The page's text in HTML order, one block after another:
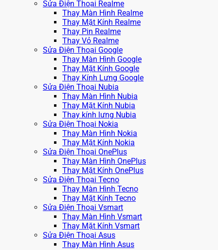
Sửa Điện Thoại Realme
Thay Màn Hình Realme
Thay Mặt Kính Realme
Thay Pin Realme
Thay Vỏ Realme
Sửa Điện Thoại Google
Thay Màn Hình Google
Thay Mặt Kính Google
Thay Kính Lưng Google
Sửa Điện Thoại Nubia
Thay Màn Hình Nubia
Thay Mặt Kính Nubia
Thay kính lưng Nubia
Sửa Điện Thoại Nokia
Thay Màn Hình Nokia
Thay Mặt Kính Nokia
Sửa Điện Thoại OnePlus
Thay Màn Hình OnePlus
Thay Mặt Kính OnePlus
Sửa Điện Thoại Tecno
Thay Màn Hình Tecno
Thay Mặt Kính Tecno
Sửa Điện Thoại Vsmart
Thay Màn Hình Vsmart
Thay Mặt Kính Vsmart
Sửa Điện Thoại Asus
Thay Màn Hình Asus